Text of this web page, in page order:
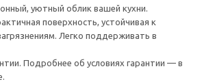
уютный облик вашей кухни.
поверхность, устойчивая к
Легко поддерживать в
Подробнее об условиях гарантии — в